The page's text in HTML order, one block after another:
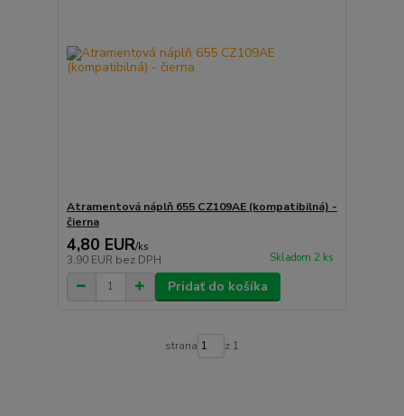
Atramentová náplň 655 CZ109AE (kompatibilná) -
čierna
4,80 EUR/ks
3,90 EUR bez DPH Skladom 2 ks
Pridať do košíka
strana z 1